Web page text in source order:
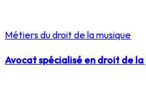
Métiers du droit de la musique
Avocat spécialisé en droit de